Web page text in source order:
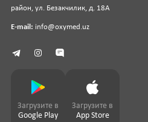
район, ул. Безакчилик, д. 18А
E-mail: info@oxymed.uz
Загрузите в
Google Play
Загрузите в
App Store